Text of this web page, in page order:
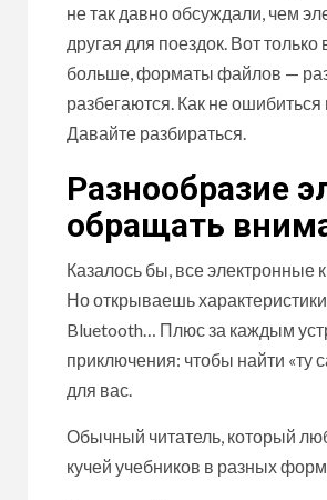
не так давно обсуждали, чем
другая для поездок. Вот
больше, форматы файлов —
разбегаются. Как не ошибиться
Давайте разбираться.
Разнообразие
обращать
Казалось бы, все электронные
Но открываешь
Bluetooth… Плюс за каждым
приключения: чтобы найти «ту
для вас.
Обычный читатель, который
кучей учебников в разных